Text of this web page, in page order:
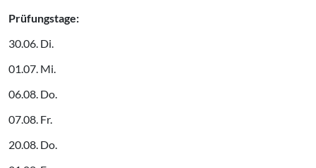
Prüfungstage:
30.06. Di.
01.07. Mi.
06.08. Do.
07.08. Fr.
20.08. Do.